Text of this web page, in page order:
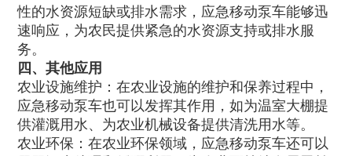
性的水资源短缺或排水需求，应急移动泵车能够迅
速响应，为农民提供紧急的水资源支持或排水服
务。
四、其他应用
农业设施维护：在农业设施的维护和保养过程中，
应急移动泵车也可以发挥其作用，如为温室大棚提
供灌溉用水、为农业机械设备提供清洗用水等。
农业环保：在农业环保领域，应急移动泵车还可以